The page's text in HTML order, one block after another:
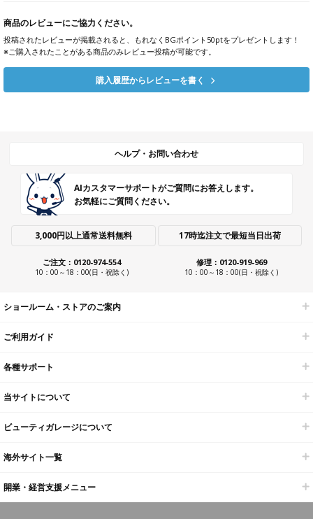
商品のレビューにご協力ください。
投稿されたレビューが掲載されると、もれなくBGポイント50ptをプレゼントします！
※ご購入されたことがある商品のみレビュー投稿が可能です。
購入履歴からレビューを書く
ヘルプ・お問い合わせ
AIカスタマーサポートがご質問にお答えします。
お気軽にご質問ください。
3,000円以上通常送料無料 17時迄注文で最短当日出荷
ご注文：0120-974-554
10：00～18：00(日・祝除く)
修理：0120-919-969
10：00～18：00(日・祝除く)
ショールーム・ストアのご案内
ご利用ガイド
各種サポート
当サイトについて
ビューティガレージについて
海外サイト一覧
開業・経営支援メニュー